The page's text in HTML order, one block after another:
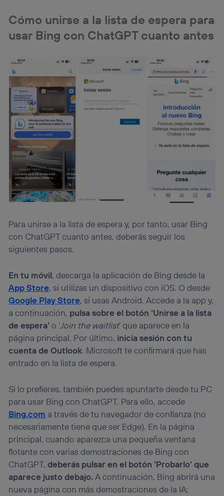
Cómo unirse a la lista de espera para
usar Bing con ChatGPT cuanto antes
Para unirse a la lista de espera y, por tanto, usar Bing
con ChatGPT cuanto antes, deberás seguir los
siguientes pasos.
En tu móvil, descarga la aplicación de Bing desde la
App Store, si utilizas un dispositivo con iOS. O desde
Google Play Store, si usas Android. Accede a la app y,
a continuación, pulsa sobre el botón ‘Unirse a la lista
de espera’o ‘Join the waitlist’ que aparece en la
página principal. Por último, inicia sesión con tu
cuenta de Outlook. Microsoft te confirmará que has
entrado en la lista de espera.
Si lo prefieres, también puedes apuntarte desde tu PC
para usar Bing con ChatGPT. Para ello, accede
Bing.com a través de tu navegador de confianza (no
necesariamente tiene que ser Edge). En la página
principal, cuando aparezca una pequeña ventana
flotante con varias demostraciones de Bing con
ChatGPT,deberás pulsar en el botón ‘Probarlo’ que
aparece justo debajo.A continuación, Bing abrirá una
nueva página con más demostraciones de la IA;
política de privacidad de Utiq